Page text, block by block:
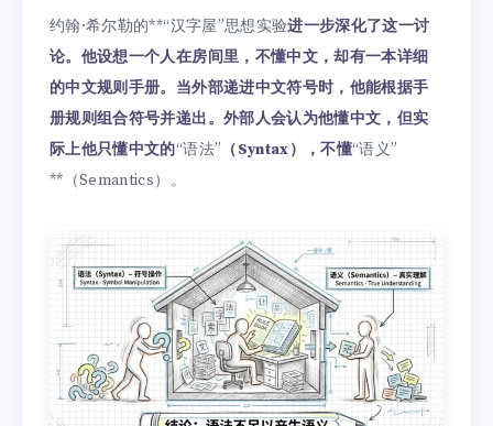
约翰·希尔勒的**“汉字屋”思想实验进一步深化了这一讨
论。他设想一个人在房间里，不懂中文，却有一本详细
的中文规则手册。当外部递进中文符号时，他能根据手
册规则组合符号并递出。外部人会认为他懂中文，但实
际上他只懂中文的“语法” （Syntax），不懂“语义”
**（Semantics）。